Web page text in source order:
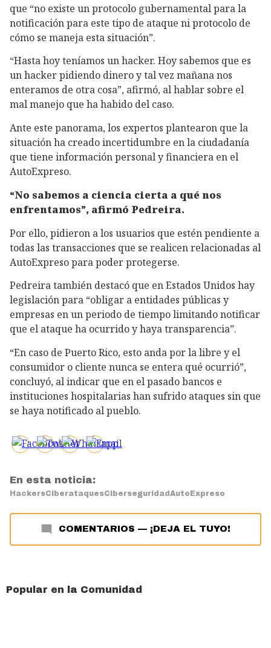
que “no existe un protocolo gubernamental para la
notificación para este tipo de ataque ni protocolo de
cómo se maneja esta situación”.
“Hasta hoy teníamos un hacker. Hoy sabemos que es
un hacker pidiendo dinero y tal vez mañana nos
enteramos de otra cosa”, afirmó, al hablar sobre el
mal manejo que ha habido del caso.
Ante este panorama, los expertos plantearon que la
situación ha creado incertidumbre en la ciudadanía
que tiene información personal y financiera en el
AutoExpreso.
“No sabemos a ciencia cierta a qué nos
enfrentamos”, afirmó Pedreira.
Por ello, pidieron a los usuarios que estén pendiente a
todas las transacciones que se realicen relacionadas al
AutoExpreso para poder protegerse.
Pedreira también destacó que en Estados Unidos hay
legislación para “obligar a entidades públicas y
empresas en un periodo de tiempo limitando notificar
que el ataque ha ocurrido y haya transparencia”.
“En caso de Puerto Rico, esto anda por la libre y el
consumidor o cliente nunca se entera qué ocurrió”,
concluyó, al indicar que en el pasado bancos e
instituciones hospitalarias han sufrido ataques sin que
se haya notificado al pueblo.
En esta noticia:
HackersCiberataquesCiberseguridad AutoExpreso
COMENTARIOS — ¡DEJA EL TUYO!
Popular en la Comunidad